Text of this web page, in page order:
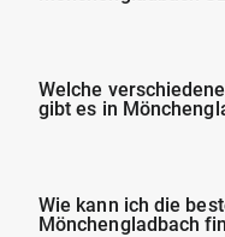
Welche
gibt es in
Wie kann ich die
Mönchengladbach